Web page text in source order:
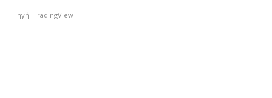
Πηγή: TradingView